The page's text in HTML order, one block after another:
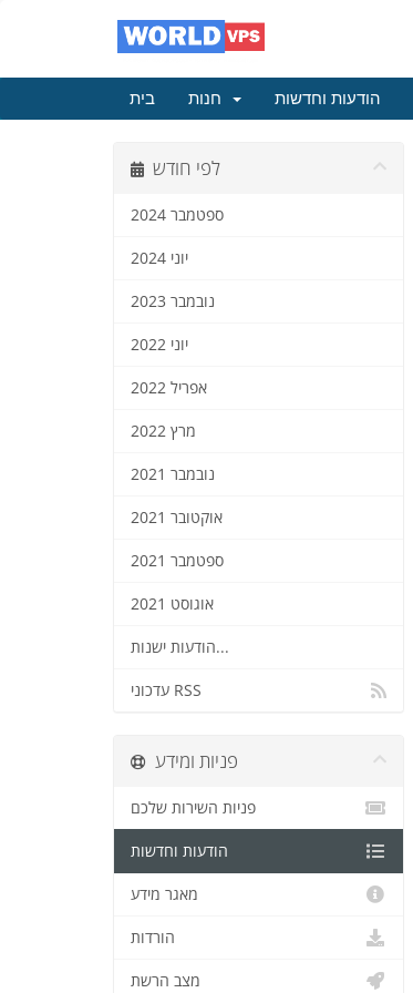
בית הודעות וחדשות
לפי חודש
ספטמבר 2024
יוני 2024
נובמבר 2023
יוני 2022
אפריל 2022
מרץ 2022
נובמבר 2021
אוקטובר 2021
ספטמבר 2021
אוגוסט 2021
הודעות ישנות...
עדכוני RSS
פניות ומידע
פניות השירות שלכם
הודעות וחדשות
מאגר מידע
הורדות
מצב הרשת